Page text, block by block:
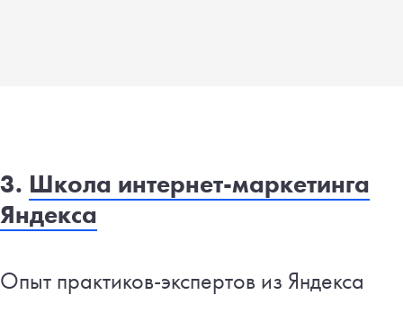
3. Школа интернет-маркетинга
Яндекса
Опыт практиков-экспертов из Яндекса